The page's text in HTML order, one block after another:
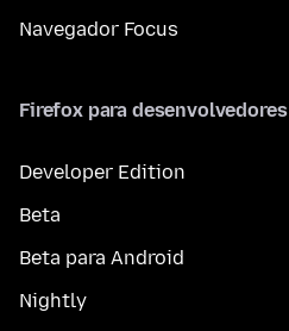
Navegador Focus
Firefox para desenvolvedores
Developer Edition
Beta
Beta para Android
Nightly